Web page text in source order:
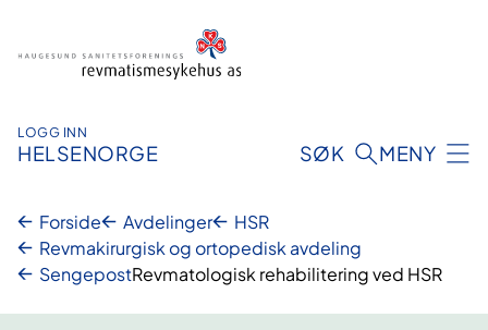
LOGG INN
HELSENORGE SØK MENY
Forside Avdelinger
HSR
Revmakirurgisk og ortopedisk avdeling
SengepostRevmatologisk rehabilitering ved HSR